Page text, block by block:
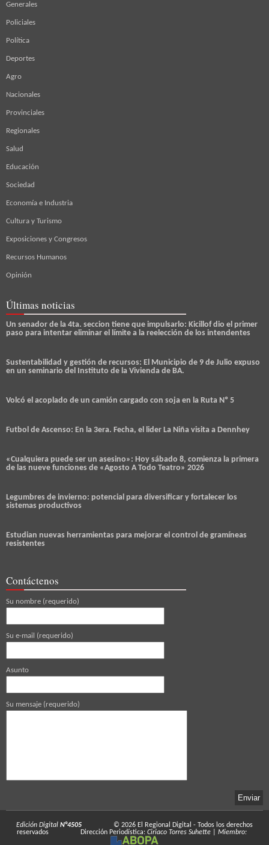
Generales
Policiales
Política
Deportes
Agro
Nacionales
Provinciales
Regionales
Salud
Educación
Sociedad
Economía e Industria
Cultura y Turismo
Exposiciones y Congresos
Recursos Humanos
Opinión
Últimas noticias
Un senador de la 4ta. seccion tiene que impulsarlo: Kicillof dio el primer
paso para intentar eliminar el límite a la reelección de los intendentes
Sustentabilidad y gestión de recursos: El Municipio de 9 de Julio expuso
en un seminario del Instituto de la Vivienda de BA.
Volcó el acoplado de un camión cargado con soja en la Ruta Nº 5
Futbol de Ascenso: En la 3era. Fecha, el lider La Niña visita a Dennhey
«Cualquiera puede ser un asesino»: Hoy sábado 8, comienza la primera
de las nueve funciones de «Agosto A Todo Teatro» 2026
Legumbres de invierno: potencial para diversificar y fortalecer los
sistemas productivos
Estudian nuevas herramientas para mejorar el control de gramíneas
resistentes
Contáctenos
Su nombre (requerido)
Su e-mail (requerido)
Asunto
Su mensaje (requerido)
Edición Digital N°4505 © 2026 El Regional Digital - Todos los derechos
reservados
Dirección Periodística: Ciriaco Torres Suhette Miembro: